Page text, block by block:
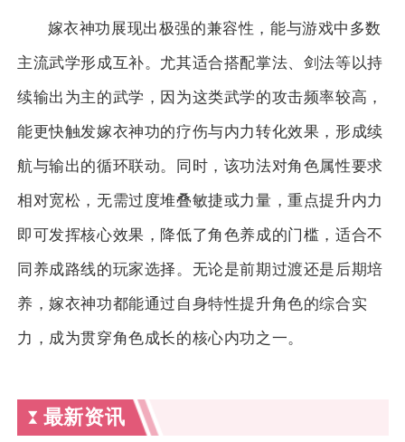
嫁衣神功展现出极强的兼容性，能与游戏中多数
主流武学形成互补。尤其适合搭配掌法、剑法等以持
续输出为主的武学，因为这类武学的攻击频率较高，
能更快触发嫁衣神功的疗伤与内力转化效果，形成续
航与输出的循环联动。同时，该功法对角色属性要求
相对宽松，无需过度堆叠敏捷或力量，重点提升内力
即可发挥核心效果，降低了角色养成的门槛，适合不
同养成路线的玩家选择。无论是前期过渡还是后期培
养，嫁衣神功都能通过自身特性提升角色的综合实
力，成为贯穿角色成长的核心内功之一。
最新资讯